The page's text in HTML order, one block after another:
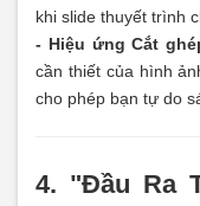
khi slide thuyết trình
- Hiệu ứng Cắt
cần thiết của hình
cho phép bạn tự do
4. "Đầu Ra